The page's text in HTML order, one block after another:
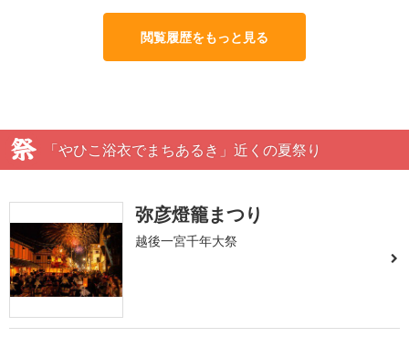
閲覧履歴をもっと見る
「やひこ浴衣でまちあるき」近くの夏祭り
弥彦燈籠まつり
越後一宮千年大祭